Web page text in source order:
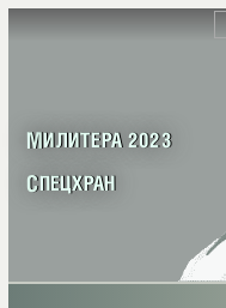
МИЛИТЕРА 2023
СПЕЦХРАН